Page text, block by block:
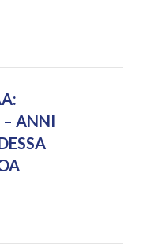
– ANNI